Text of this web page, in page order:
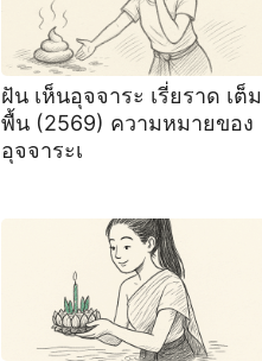
ฝัน เห็นอุจจาระ เรี่ยราด เต็ม
พื้น (2569) ความหมายของ
อุจจาระเ